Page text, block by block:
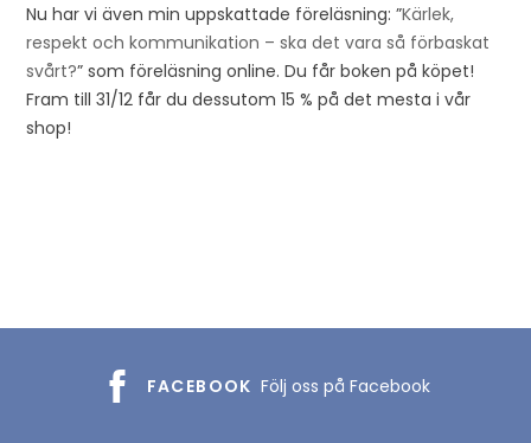
Nu har vi även min uppskattade föreläsning: ”Kärlek,
respekt och kommunikation – ska det vara så förbaskat
svårt?” som föreläsning online. Du får boken på köpet!
Fram till 31/12 får du dessutom 15 % på det mesta i vår
shop!
FACEBOOK Följ oss på Facebook